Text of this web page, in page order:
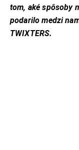
tom, aké spôsoby
podarilo medzi
TWIXTERS.